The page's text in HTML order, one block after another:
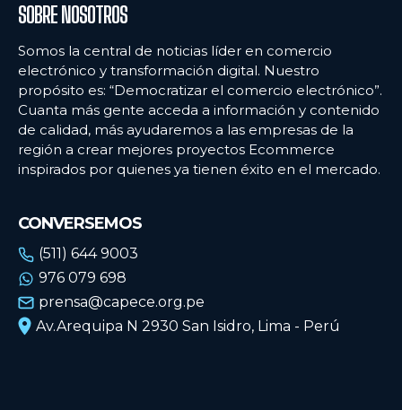
SOBRE NOSOTROS
Somos la central de noticias líder en comercio
electrónico y transformación digital. Nuestro
propósito es: “Democratizar el comercio electrónico”.
Cuanta más gente acceda a información y contenido
de calidad, más ayudaremos a las empresas de la
región a crear mejores proyectos Ecommerce
inspirados por quienes ya tienen éxito en el mercado.
CONVERSEMOS
(511) 644 9003
976 079 698
prensa@capece.org.pe
Av.Arequipa N 2930 San Isidro, Lima - Perú